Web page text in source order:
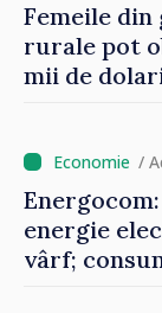
Femeile
rurale pot
mii de
/
energie
vârf;